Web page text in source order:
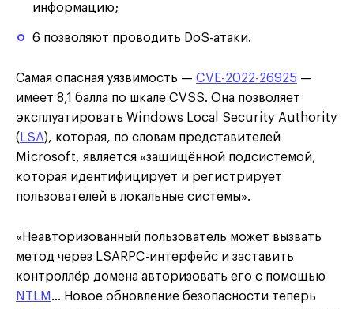
информацию;
6 позволяют проводить DoS-атаки.
Самая опасная уязвимость — CVE-2022-26925 —
имеет 8,1 балла по шкале CVSS. Она позволяет
эксплуатировать Windows Local Security Authority
( LSA), которая, по словам представителей
Microsoft, является «защищённой подсистемой,
которая идентифицирует и регистрирует
пользователей в локальные системы».
«Неавторизованный пользователь может вызвать
метод через LSARPC-интерфейс и заставить
контроллёр домена авторизовать его с помощью
NTLM … Новое обновление безопасности теперь